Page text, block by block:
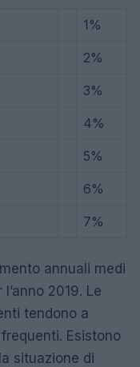
1%
2%
3%
4%
5%
6%
7%
annuali medi
2019. Le
tendono a
Esistono
situazione di